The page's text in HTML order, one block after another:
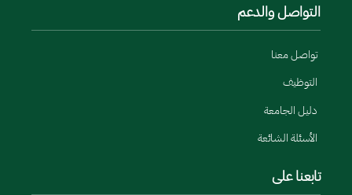
التواصل والدعم
تواصل معنا
التوظيف
دليل الجامعة
الأسئلة الشائعة
تابعنا على